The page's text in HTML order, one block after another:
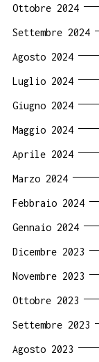
Ottobre 2024
Settembre 2024
Agosto 2024
Luglio 2024
Giugno 2024
Maggio 2024
Aprile 2024
Marzo 2024
Febbraio 2024
Gennaio 2024
Dicembre 2023
Novembre 2023
Ottobre 2023
Settembre 2023
Agosto 2023